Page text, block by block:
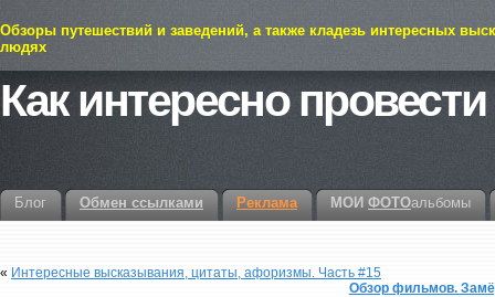
Обзоры путешествий и заведений, а также кладезь интересных
людях
Как интересно
Блог Обмен ссылками Реклама МОИ ФОТОальбомы
« Интересные высказывания, цитаты, афоризмы. Часть #15
Обзор фильмов.